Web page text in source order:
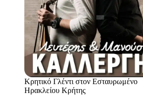
Κρητικό Γλέντι στον Εσταυρωμένο
Ηρακλείου Κρήτης